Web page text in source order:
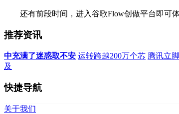
还有前段时间，进入谷歌Flow创做平台即可体
推荐资讯
中充满了迷惑取不安 运转跨越200万个芯 腾讯立
及
快捷导航
关于我们